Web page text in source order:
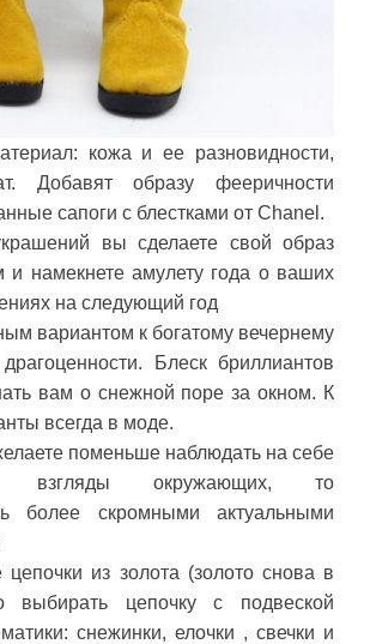
кожа и ее разновидности,
Добавят образу фееричности
сапоги с блестками от Chanel.
вы сделаете свой образ
и намекнете амулету года о ваших
на следующий год
вариантом к богатому вечернему
Блеск бриллиантов
вам о снежной поре за окном. К
всегда в моде.
поменьше наблюдать на себе
взгляды окружающих, то
более скромными актуальными
цепочки из золота (золото снова в
выбирать цепочку с подвеской
снежинки, елочки , свечки и